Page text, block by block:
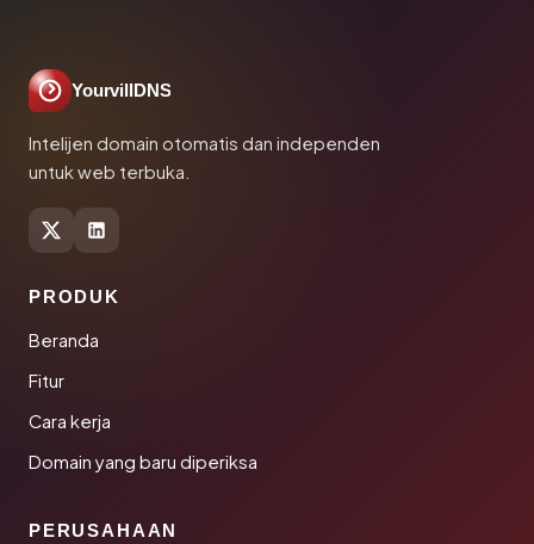
YourvillDNS
Intelijen domain otomatis dan independen
untuk web terbuka.
PRODUK
Beranda
Fitur
Cara kerja
Domain yang baru diperiksa
PERUSAHAAN